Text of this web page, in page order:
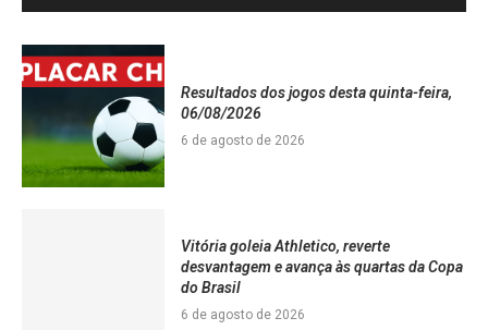
Resultados dos jogos desta quinta-feira,
06/08/2026
6 de agosto de 2026
Vitória goleia Athletico, reverte
desvantagem e avança às quartas da Copa
do Brasil
6 de agosto de 2026